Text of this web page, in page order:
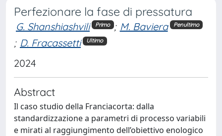
Perfezionare la fase di pressatura
G. Shanshiashvili Primo ; M. Baviera Penultimo
; D. Fracassetti Ultimo
2024
Abstract
Il caso studio della Franciacorta: dalla
standardizzazione a parametri di processo variabili
e mirati al raggiungimento dell’obiettivo enologico